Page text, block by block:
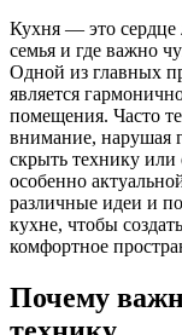
Кухня — это сердце
семья и где важно
Одной из главных
является
помещения. Часто
внимание, нарушая
скрыть технику или
особенно
различные идеи и
кухне, чтобы
комфортное
Почему